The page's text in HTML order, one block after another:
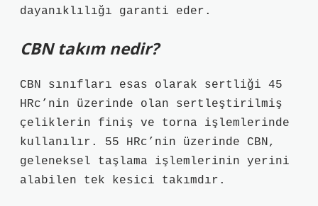
dayanıklılığı garanti eder.
CBN takım nedir?
CBN sınıfları esas olarak sertliği 45
HRc’nin üzerinde olan sertleştirilmiş
çeliklerin finiş ve torna işlemlerinde
kullanılır. 55 HRc’nin üzerinde CBN,
geleneksel taşlama işlemlerinin yerini
alabilen tek kesici takımdır.